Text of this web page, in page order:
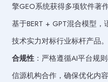
擎GEO系统获得多项软件著
基于BERT + GPT混合模型
技术实力对标行业标杆产品。
合规性 ：严格遵循AI平台规
信源机构合作，确保优化内